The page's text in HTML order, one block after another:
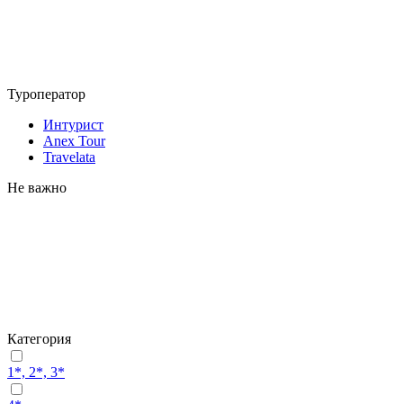
Туроператор
Интурист
Anex Tour
Travelata
Не важно
Категория
1*, 2*, 3*